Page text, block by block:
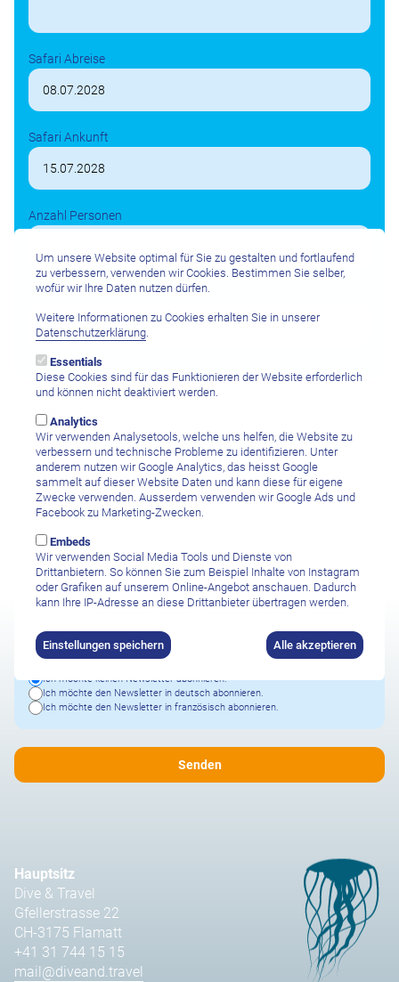
Safari Abreise
Safari Ankunft
Anzahl Personen
Gewünschte Aufenthaltsdauer
Ich habe dieDatenschutzbestimmungen sowie den Haftungsausschluss
Ich möchte keinen Newsletter abonnieren.
Ich möchte den Newsletter in deutsch abonnieren.
Ich möchte den Newsletter in französisch abonnieren.
Hauptsitz
Dive & Travel
Gfellerstrasse 22
CH-3175 Flamatt
+41 31 744 15 15
mail@diveand.travel
Um unsere Website optimal für Sie zu gestalten und fortlaufend
zu verbessern, verwenden wir Cookies. Bestimmen Sie selber,
wofür wir Ihre Daten nutzen dürfen.
Weitere Informationen zu Cookies erhalten Sie in unserer
Datenschutzerklärung.
Essentials
Diese Cookies sind für das Funktionieren der Website erforderlich
und können nicht deaktiviert werden.
Analytics
Wir verwenden Analysetools, welche uns helfen, die Website zu
verbessern und technische Probleme zu identifizieren. Unter
anderem nutzen wir Google Analytics, das heisst Google
sammelt auf dieser Website Daten und kann diese für eigene
Zwecke verwenden. Ausserdem verwenden wir Google Ads und
Facebook zu Marketing-Zwecken.
Embeds
Wir verwenden Social Media Tools und Dienste von
Drittanbietern. So können Sie zum Beispiel Inhalte von Instagram
oder Grafiken auf unserem Online-Angebot anschauen. Dadurch
kann Ihre IP-Adresse an diese Drittanbieter übertragen werden.
Einstellungen speichern Alle akzeptieren